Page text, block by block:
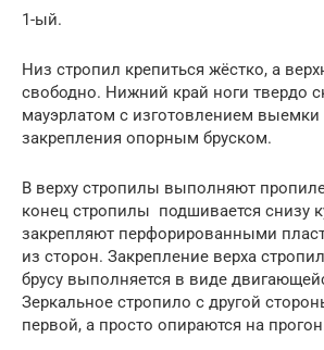
1-ый.
Низ стропил крепиться жёстко, а
свободно. Нижний край ноги твердо
мауэрлатом с изготовлением
закрепления опорным бруском.
В верху стропилы выполняют
конец стропилы подшивается снизу
закрепляют перфорированными
из сторон. Закрепление верха
брусу выполняется в виде
Зеркальное стропило с другой
первой, а просто опираются на